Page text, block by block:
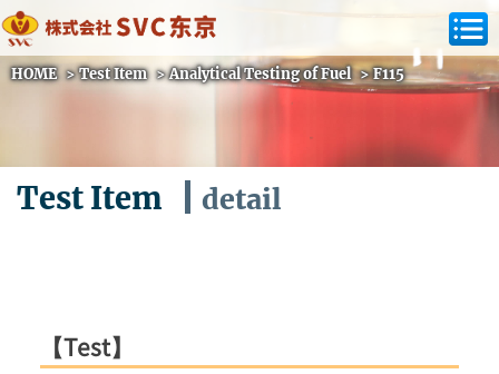
HOME >Test Item >Analytical Testing of Fuel >F115
Test Item detail
【Test】